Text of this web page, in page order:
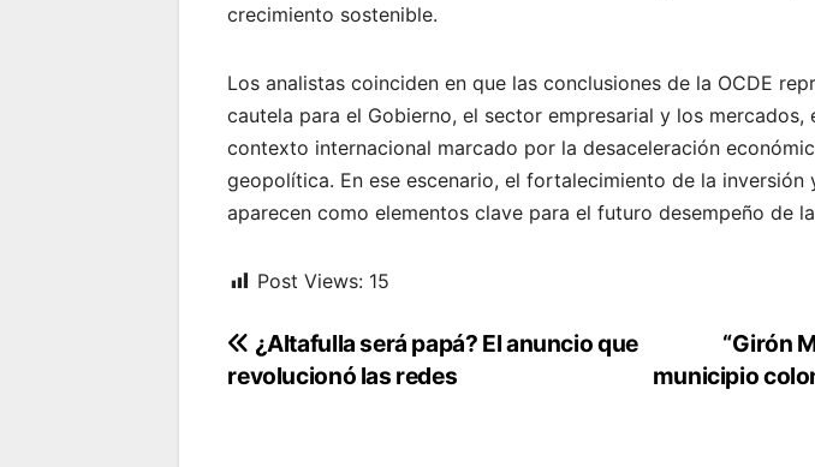
crecimiento sostenible.
Los analistas coinciden en que las conclusiones de la OCDE
cautela para el Gobierno, el sector empresarial y los mercados,
contexto internacional marcado por la desaceleración
geopolítica. En ese escenario, el fortalecimiento de la
aparecen como elementos clave para el futuro desempeño de
Post Views: 15
Navegación
de
“Girón
municipio
¿Altafulla será papá? El anuncio que
revolucionó las redes